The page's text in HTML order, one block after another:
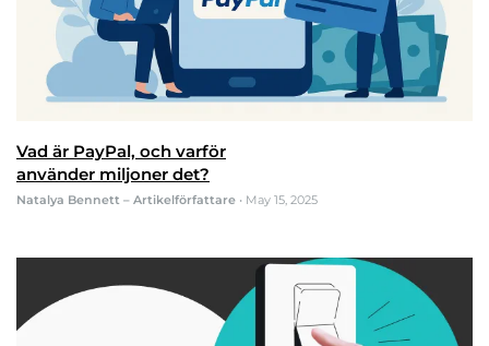
Vad är PayPal, och varför
använder miljoner det?
Natalya Bennett – Artikelförfattare • May 15, 2025